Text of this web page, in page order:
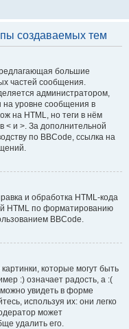
создаваемых тем
большие
частей сообщения.
администратором,
на уровне сообщения в
на HTML, но теги в нём
< и >. За дополнительной
по BBCode, ссылка на
и обработка HTML-кода
HTML по форматированию
BBCode.
которые могут быть
:) означает радость, а :(
увидеть в форме
используя их: они легко
может
удалить его.